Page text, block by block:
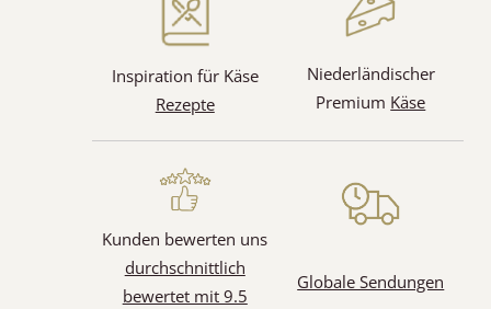
Inspiration für Käse
Rezepte
Niederländischer
Premium Käse
Kunden bewerten uns
durchschnittlich
bewertet mit 9.5
Globale Sendungen